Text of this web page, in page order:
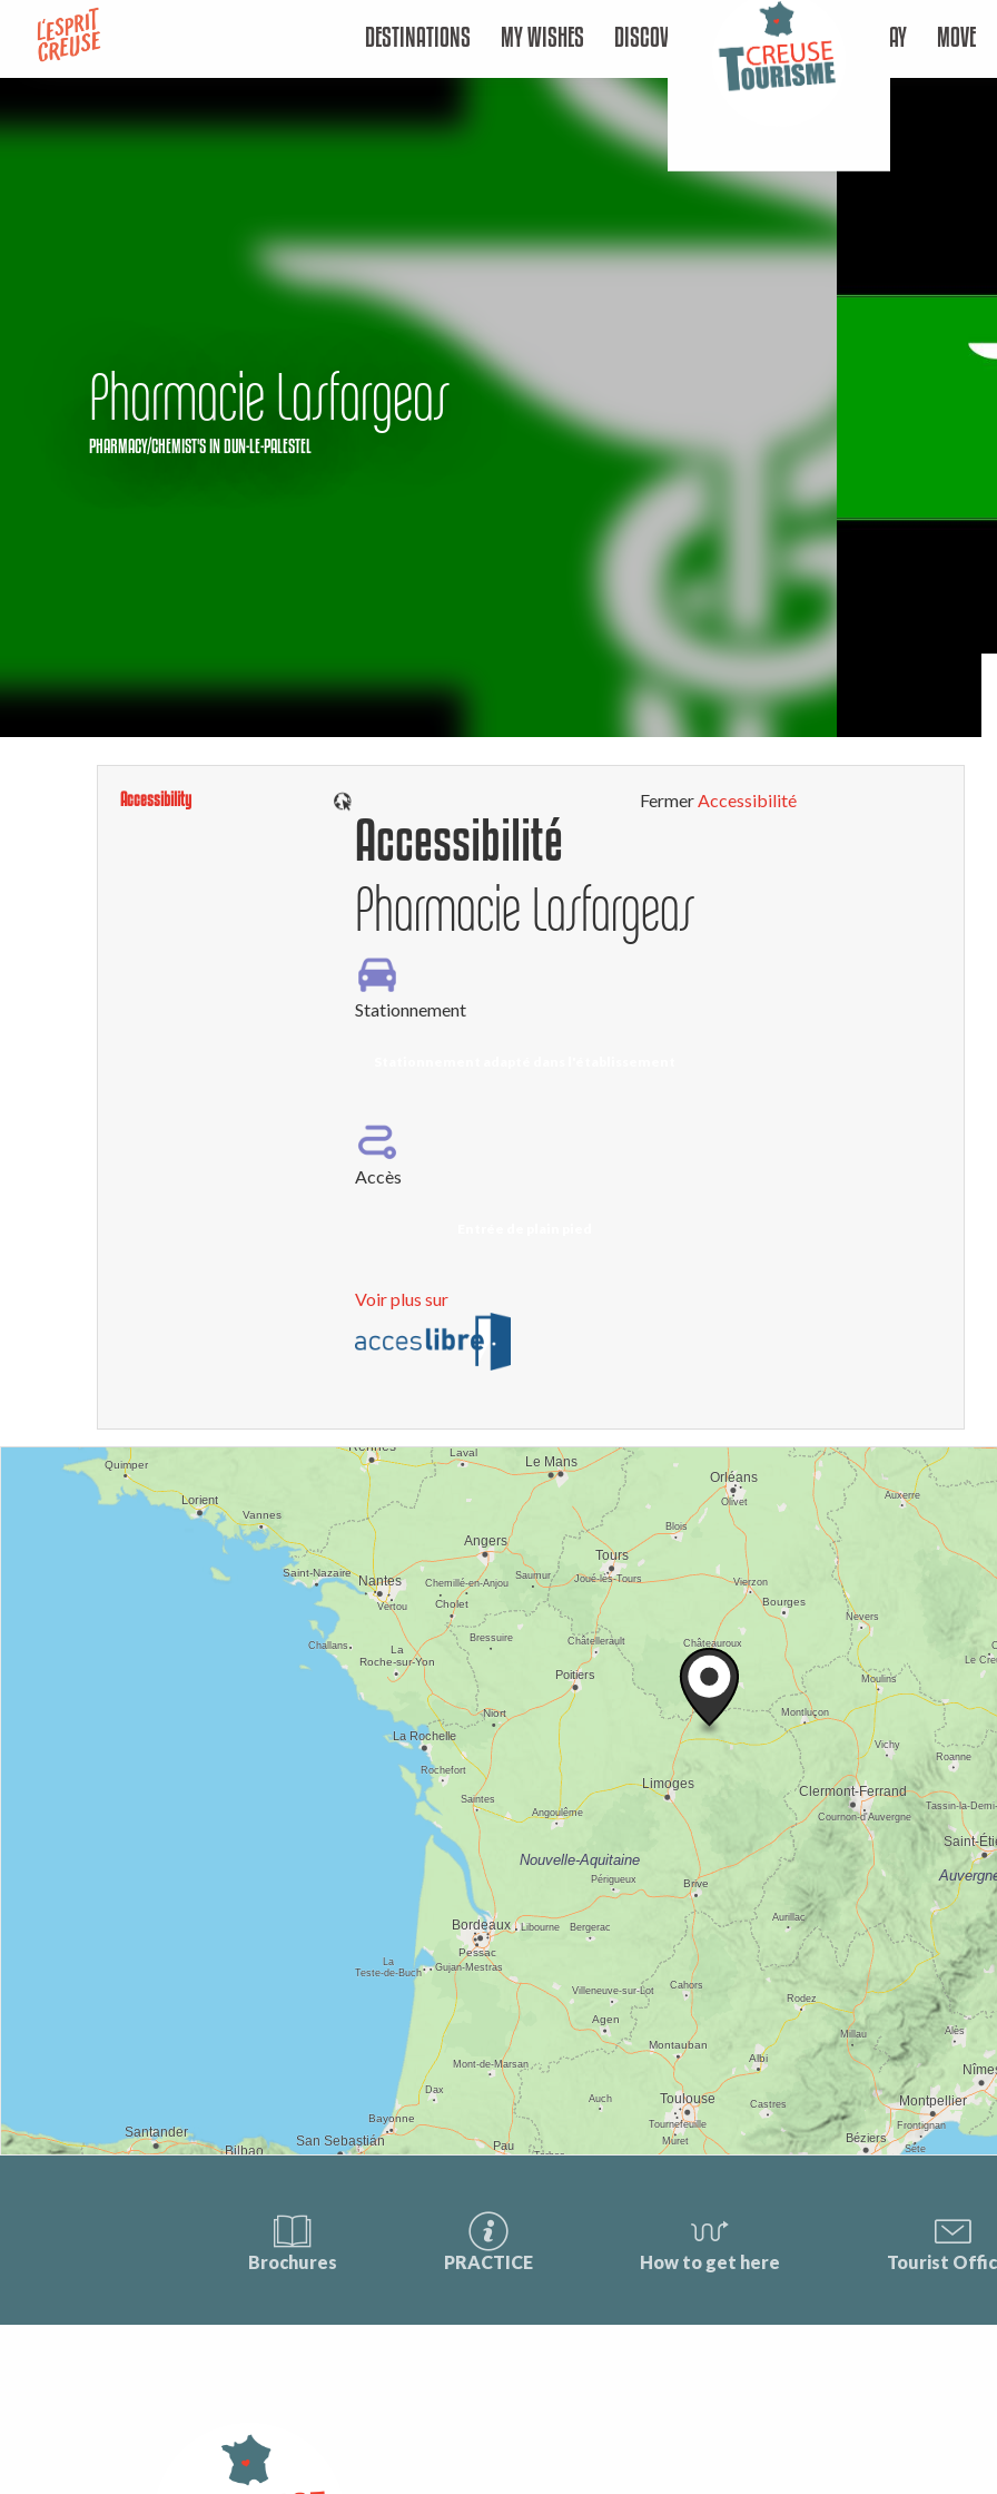
contenu
DESTINATIONS MY WISHES DISCOVER STAY MOVE
Pharmacie Lasfargeas
PHARMACY/CHEMIST'SIN DUN-LE-PALESTEL
Accessibility Fermer
Accessibilité
Pharmacie Lasfargeas
Stationnement
Accès
Voir plus sur
Accessibilité
Brochures PRACTICE How to get here Tourist